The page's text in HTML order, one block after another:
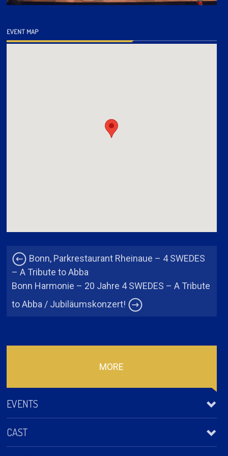
EVENT MAP
Bonn, Parkrestaurant Rheinaue – 4 SWEDES
– A Tribute to Abba
Bonn Harmonie – 20 Jahre 4 SWEDES – A Tribute
to Abba / Jubiläumskonzert!
MORE
EVENTS
2026-08-08 Hofgut Domäne
CAST